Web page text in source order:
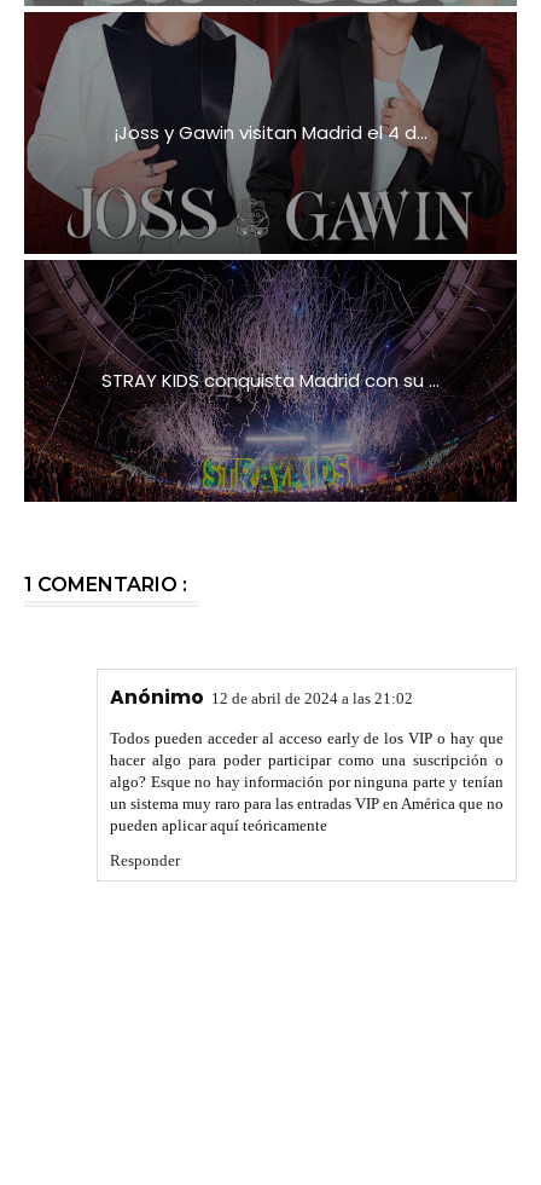
¡Joss y Gawin visitan Madrid el 4 d...
STRAY KIDS conquista Madrid con su ...
1 COMENTARIO :
Anónimo 12 de abril de 2024 a las 21:02
Todos pueden acceder al acceso early de los VIP o hay que
hacer algo para poder participar como una suscripción o
algo? Esque no hay información por ninguna parte y tenían
un sistema muy raro para las entradas VIP en América que no
pueden aplicar aquí teóricamente
Responder